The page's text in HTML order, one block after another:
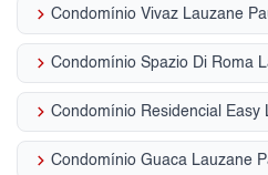
keyboard_arrow_right Condomínio Vivaz Lauzane
keyboard_arrow_right Condomínio Spazio Di Roma
keyboard_arrow_right Condomínio Residencial Easy
keyboard_arrow_right Condomínio Guaca Lauzane